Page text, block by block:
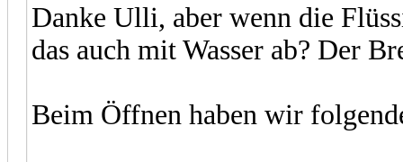
Danke Ulli, aber wenn die
das auch mit Wasser ab? Der
Beim Öffnen haben wir